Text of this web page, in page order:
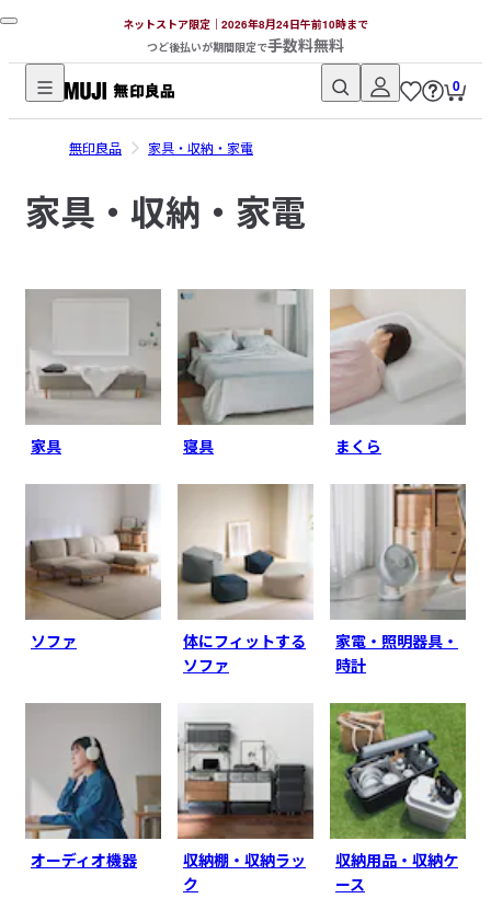
ネットストア限定｜2026年8月24日午前10時まで
つど後払いが期間限定で手数料無料
無
印
品
ネ
ス
ア
0
無印良品 家具・収納・家電
家具・収納・家電
家具 寝具 まくら
ソファ
体にフィットする
ソファ
家電・照明器具・
時計
オーディオ機器
収納棚・収納ラッ
ク
収納用品・収納ケ
ース